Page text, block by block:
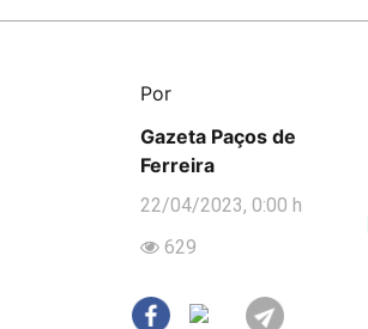
Por
Gazeta Paços de
Ferreira
22/04/2023, 0:00 h
629